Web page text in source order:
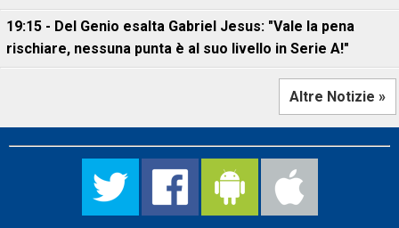
19:15 - Del Genio esalta Gabriel Jesus: "Vale la pena
rischiare, nessuna punta è al suo livello in Serie A!"
Altre Notizie »